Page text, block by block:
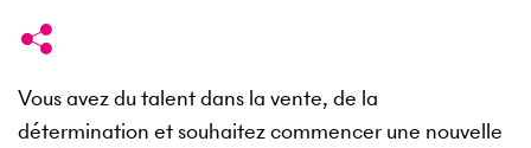
Vous avez du talent dans la vente, de la
détermination et souhaitez commencer une nouvelle